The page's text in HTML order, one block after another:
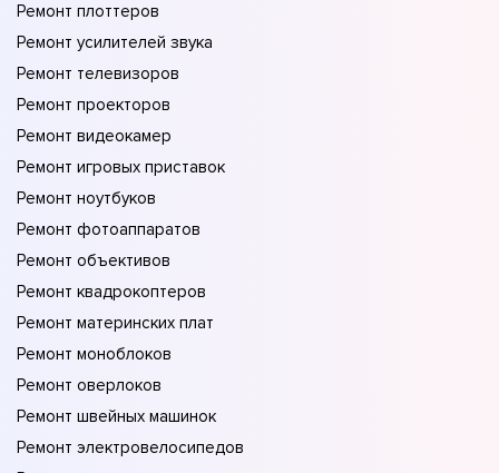
Ремонт плоттеров
Ремонт усилителей звука
Ремонт телевизоров
Ремонт проекторов
Ремонт видеокамер
Ремонт игровых приставок
Ремонт ноутбуков
Ремонт фотоаппаратов
Ремонт объективов
Ремонт квадрокоптеров
Ремонт материнских плат
Ремонт моноблоков
Ремонт оверлоков
Ремонт швейных машинок
Ремонт электровелосипедов